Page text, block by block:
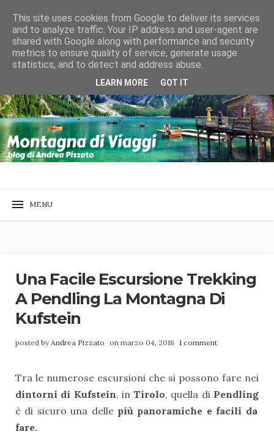
Una Facile Escursione Trekking
A Pendling La Montagna Di
Kufstein
posted by Andrea Pizzato on marzo 04, 2018 1 comment
Tra le numerose escursioni che si possono fare nei
dintorni di Kufstein, in Tirolo, quella di Pendling
è di sicuro una delle più panoramiche e facili da
fare.
This site uses cookies from Google to deliver its services
and to analyze traffic. Your IP address and user-agent are
shared with Google along with performance and security
metrics to ensure quality of service, generate usage
statistics, and to detect and address abuse.
LEARN MORE GOT IT